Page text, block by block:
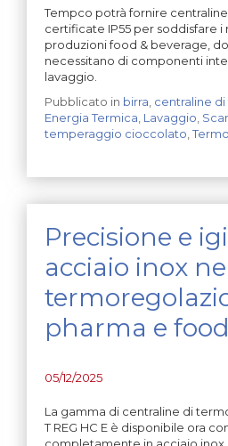
Tempco potrà fornire
certificate IP55 per soddisfare
produzioni food & beverage,
necessitano di componenti
lavaggio.
Pubblicato in birra centraline
Energia Termica Lavaggio
temperaggio cioccolato ,
Precisione e
acciaio inox
pharma e food
05/12/2025
La gamma di centraline di
T REG HC E è disponibile ora